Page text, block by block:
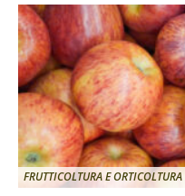
FRUTTICOLTURA E ORTICOLTURA